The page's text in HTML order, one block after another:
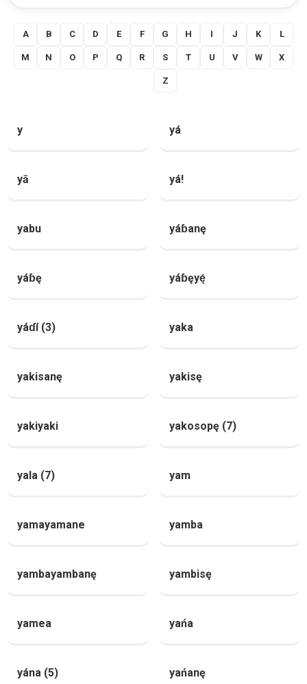
A B C D E F G H I J K L
M N O P Q R S T U V W X
Z
y yá
yā yá!
yabu yáɓanę
yáɓę yáɓęyę́
yáɗí (3) yaka
yakisanę yakisę
yakiyaki yakosopę (7)
yala (7) yam
yamayamane yamba
yambayambanę yambisę
yamea yańa
yána (5) yańanę